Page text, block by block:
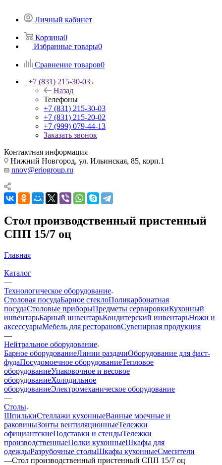
Личный кабинет
Корзина0
Избранные товары0
Сравнение товаров0
+7 (831) 215-30-03
Назад
Телефоны
+7 (831) 215-30-03
+7 (831) 215-20-02
+7 (999) 079-44-13
Заказать звонок
Контактная информация
Нижний Новгород, ул. Ильинская, 85, корп.1
nnov@eriogroup.ru
Стол производственный пристенный
СПП 15/7 оц
Главная
—
Каталог
—
Технологическое оборудование
Столовая посудаБарное стеклоПоликарбонатная
посудаСтоловые приборыПредметы сервировкиКухонный
инвентарьБарный инвентарьКондитерский инвентарьНожи и
аксессуарыМебель для ресторановСувенирная продукция
—
Нейтральное оборудование
Барное оборудованиеЛинии раздачиОборудование для фаст-
фудаПосудомоечное оборудованиеТепловое
оборудованиеУпаковочное и весовое
оборудованиеХолодильное
оборудованиеЭлектромеханическое оборудование
—
Столы
ШпилькиСтеллажи кухонныеВанные моечные и
раковиныЗонты вентиляционныеТележки
официантскиеПодставки и стендыТележки
производственныеПолки кухонныеШкафы для
одеждыРазрубочные столыШкафы кухонныеСмесители
—Стол производственный пристенный СПП 15/7 оц